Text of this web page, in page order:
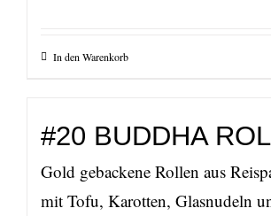
In den Warenkorb
#20 BUDDHA
Gold gebackene Rollen aus
mit Tofu, Karotten, Glasnudeln